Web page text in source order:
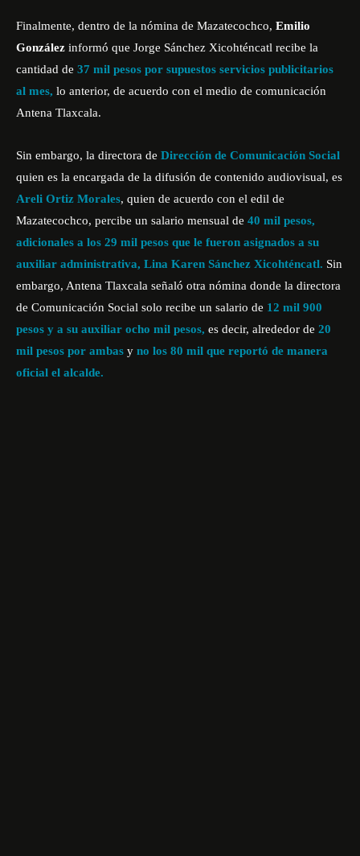
Finalmente, dentro de la nómina de Mazatecochco, Emilio
González informó que Jorge Sánchez Xicohténcatl recibe la
cantidad de 37 mil pesos por supuestos servicios publicitarios
al mes, lo anterior, de acuerdo con el medio de comunicación
Antena Tlaxcala.
Sin embargo, la directora de Dirección de Comunicación Social
quien es la encargada de la difusión de contenido audiovisual, es
Areli Ortiz Morales, quien de acuerdo con el edil de
Mazatecochco, percibe un salario mensual de 40 mil pesos,
adicionales a los 29 mil pesos que le fueron asignados a su
auxiliar administrativa, Lina Karen Sánchez Xicohténcatl. Sin
embargo, Antena Tlaxcala señaló otra nómina donde la directora
de Comunicación Social solo recibe un salario de 12 mil 900
pesos y a su auxiliar ocho mil pesos, es decir, alrededor de 20
mil pesos por ambas y no los 80 mil que reportó de manera
oficial el alcalde.